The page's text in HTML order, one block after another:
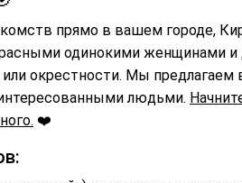
прямо в вашем городе,
одинокими женщинами
окрестности. Мы
людьми.
❤️